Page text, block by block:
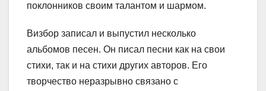
поклонников своим талантом и шармом.
Визбор записал и выпустил несколько
альбомов песен. Он писал песни как на свои
стихи, так и на стихи других авторов. Его
творчество неразрывно связано с